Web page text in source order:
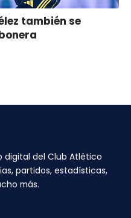
también se
digital del Club Atlético
partidos, estadísticas,
más.